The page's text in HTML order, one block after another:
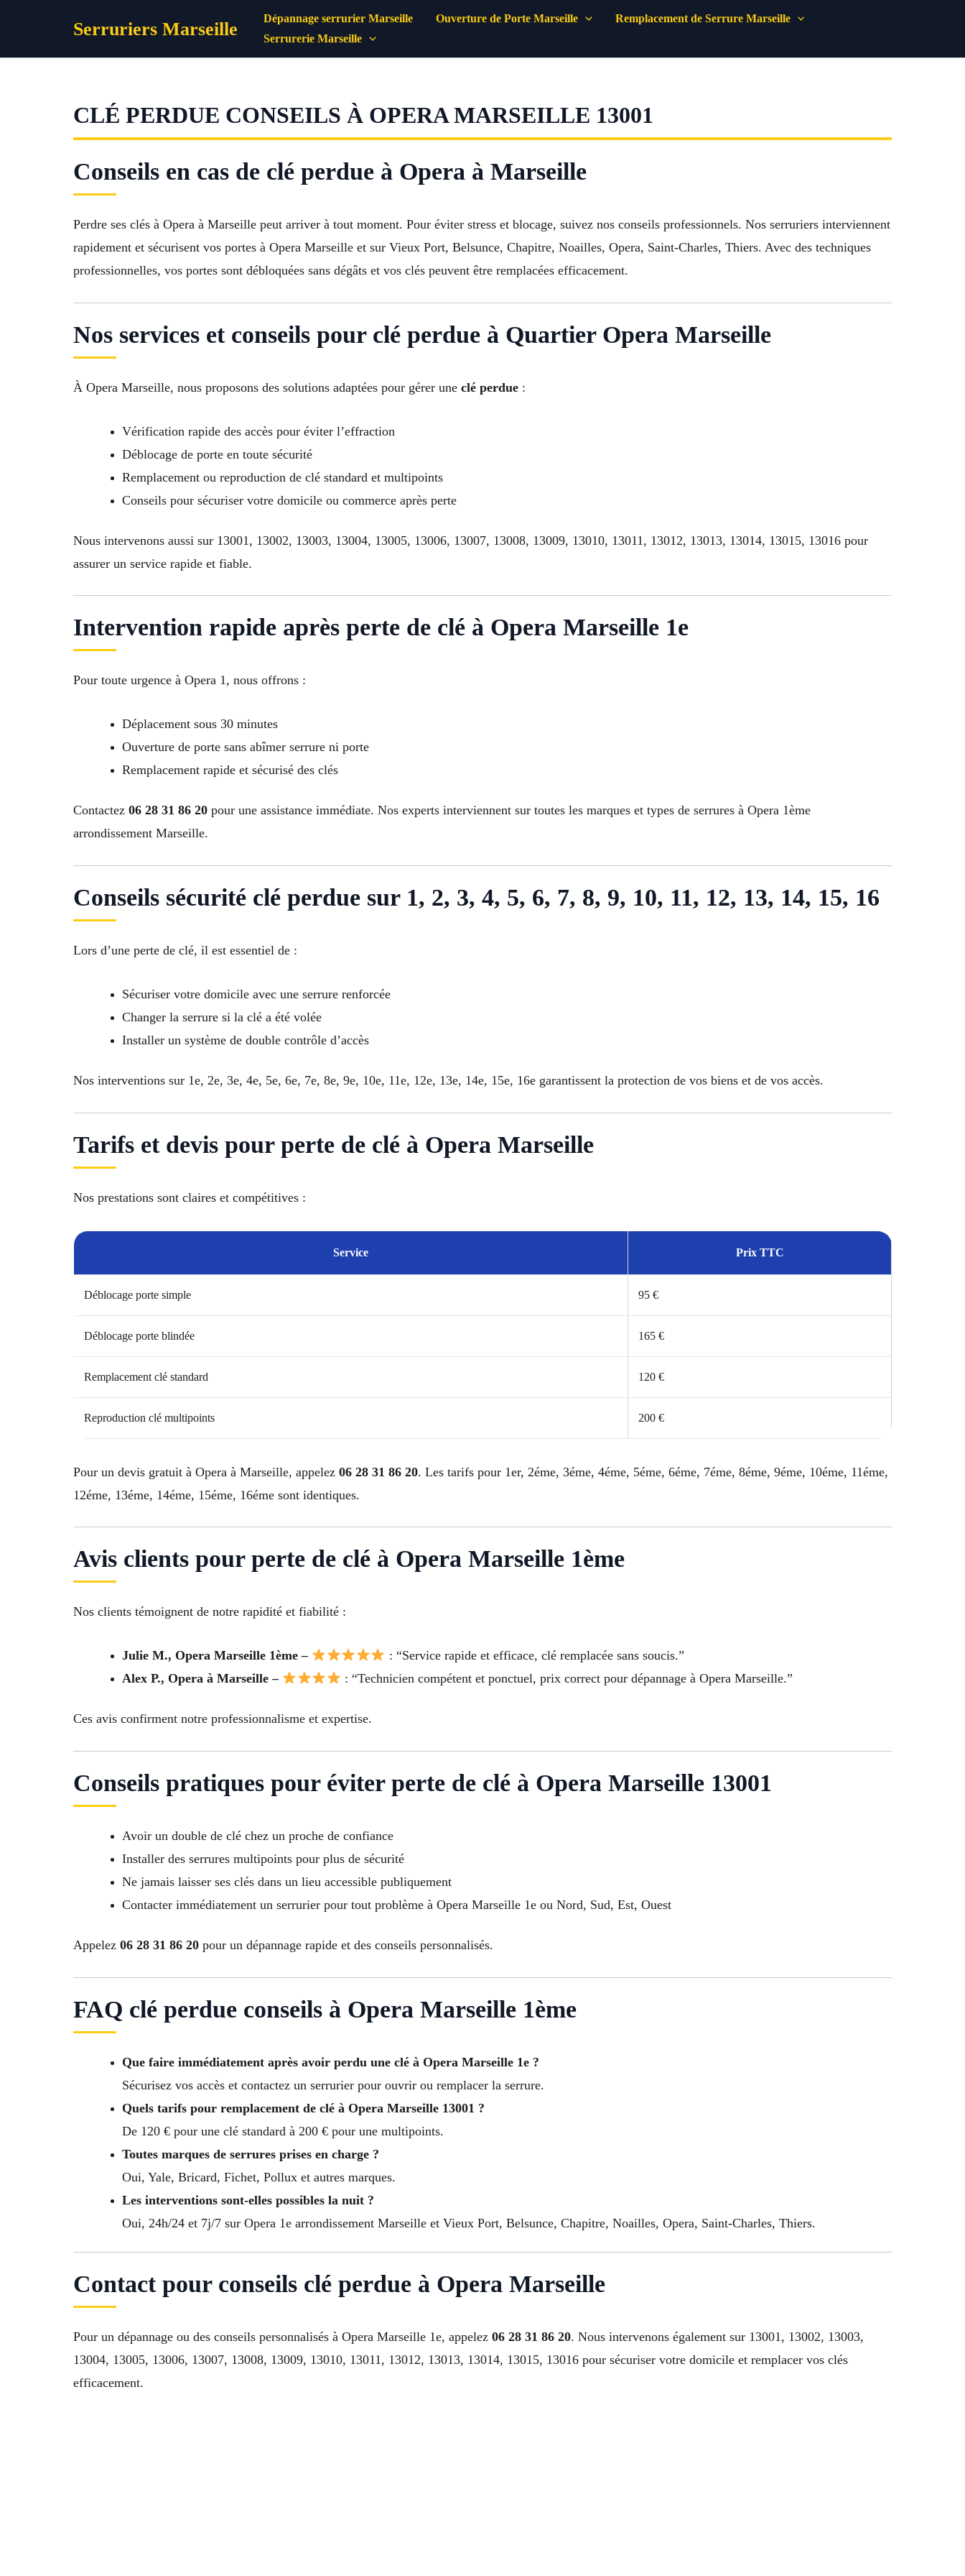
Serruriers Marseille Dépannage serrurier Marseille Ouverture de Porte Marseille
Remplacement de Serrure Marseille
Serrurerie Marseille
CLÉ PERDUE CONSEILS À OPERA MARSEILLE 13001
Conseils en cas de clé perdue à Opera à Marseille
Perdre ses clés à Opera à Marseille peut arriver à tout moment. Pour éviter stress et blocage, suivez nos conseils professionnels. Nos serruriers interviennent
rapidement et sécurisent vos portes à Opera Marseille et sur Vieux Port, Belsunce, Chapitre, Noailles, Opera, Saint-Charles, Thiers. Avec des techniques
professionnelles, vos portes sont débloquées sans dégâts et vos clés peuvent être remplacées efficacement.
Nos services et conseils pour clé perdue à Quartier Opera Marseille
À Opera Marseille, nous proposons des solutions adaptées pour gérer une clé perdue :
Vérification rapide des accès pour éviter l’effraction
Déblocage de porte en toute sécurité
Remplacement ou reproduction de clé standard et multipoints
Conseils pour sécuriser votre domicile ou commerce après perte
Nous intervenons aussi sur 13001, 13002, 13003, 13004, 13005, 13006, 13007, 13008, 13009, 13010, 13011, 13012, 13013, 13014, 13015, 13016 pour
assurer un service rapide et fiable.
Intervention rapide après perte de clé à Opera Marseille 1e
Pour toute urgence à Opera 1, nous offrons :
Déplacement sous 30 minutes
Ouverture de porte sans abîmer serrure ni porte
Remplacement rapide et sécurisé des clés
Contactez 06 28 31 86 20 pour une assistance immédiate. Nos experts interviennent sur toutes les marques et types de serrures à Opera 1ème
arrondissement Marseille.
Conseils sécurité clé perdue sur 1, 2, 3, 4, 5, 6, 7, 8, 9, 10, 11, 12, 13, 14, 15, 16
Lors d’une perte de clé, il est essentiel de :
Sécuriser votre domicile avec une serrure renforcée
Changer la serrure si la clé a été volée
Installer un système de double contrôle d’accès
Nos interventions sur 1e, 2e, 3e, 4e, 5e, 6e, 7e, 8e, 9e, 10e, 11e, 12e, 13e, 14e, 15e, 16e garantissent la protection de vos biens et de vos accès.
Tarifs et devis pour perte de clé à Opera Marseille
Nos prestations sont claires et compétitives :
Service Prix TTC
Déblocage porte simple 95 €
Déblocage porte blindée 165 €
Remplacement clé standard 120 €
Reproduction clé multipoints 200 €
Pour un devis gratuit à Opera à Marseille, appelez 06 28 31 86 20. Les tarifs pour 1er, 2éme, 3éme, 4éme, 5éme, 6éme, 7éme, 8éme, 9éme, 10éme, 11éme,
12éme, 13éme, 14éme, 15éme, 16éme sont identiques.
Avis clients pour perte de clé à Opera Marseille 1ème
Nos clients témoignent de notre rapidité et fiabilité :
Julie M., Opera Marseille 1ème –
: “Service rapide et efficace, clé remplacée sans soucis.”
Alex P., Opera à Marseille –
: “Technicien compétent et ponctuel, prix correct pour dépannage à Opera Marseille.”
Ces avis confirment notre professionnalisme et expertise.
Conseils pratiques pour éviter perte de clé à Opera Marseille 13001
Avoir un double de clé chez un proche de confiance
Installer des serrures multipoints pour plus de sécurité
Ne jamais laisser ses clés dans un lieu accessible publiquement
Contacter immédiatement un serrurier pour tout problème à Opera Marseille 1e ou Nord, Sud, Est, Ouest
Appelez 06 28 31 86 20 pour un dépannage rapide et des conseils personnalisés.
FAQ clé perdue conseils à Opera Marseille 1ème
Que faire immédiatement après avoir perdu une clé à Opera Marseille 1e ?
Sécurisez vos accès et contactez un serrurier pour ouvrir ou remplacer la serrure.
Quels tarifs pour remplacement de clé à Opera Marseille 13001 ?
De 120 € pour une clé standard à 200 € pour une multipoints.
Toutes marques de serrures prises en charge ?
Oui, Yale, Bricard, Fichet, Pollux et autres marques.
Les interventions sont-elles possibles la nuit ?
Oui, 24h/24 et 7j/7 sur Opera 1e arrondissement Marseille et Vieux Port, Belsunce, Chapitre, Noailles, Opera, Saint-Charles, Thiers.
Contact pour conseils clé perdue à Opera Marseille
Pour un dépannage ou des conseils personnalisés à Opera Marseille 1e, appelez 06 28 31 86 20. Nous intervenons également sur 13001, 13002, 13003,
13004, 13005, 13006, 13007, 13008, 13009, 13010, 13011, 13012, 13013, 13014, 13015, 13016 pour sécuriser votre domicile et remplacer vos clés
efficacement.